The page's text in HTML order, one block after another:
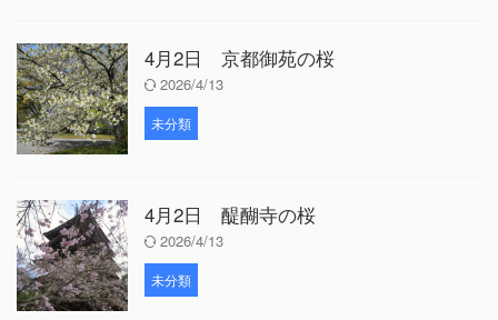
4月2日 京都御苑の桜
2026/4/13
未分類
4月2日 醍醐寺の桜
2026/4/13
未分類